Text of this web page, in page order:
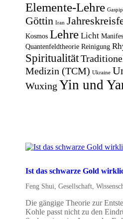
Elemente-Lehre
Göttin Iran
Kosmos Lehre Licht
Quantenfeldtheorie Reinigung
Spiritualität
Medizin (TCM) Ukraine
Wuxing Yin und
Ist das schwarze Gold
Feng Shui ,Gesellschaft ,
Die gängige Theorie zur
Kohle passt nicht zu den